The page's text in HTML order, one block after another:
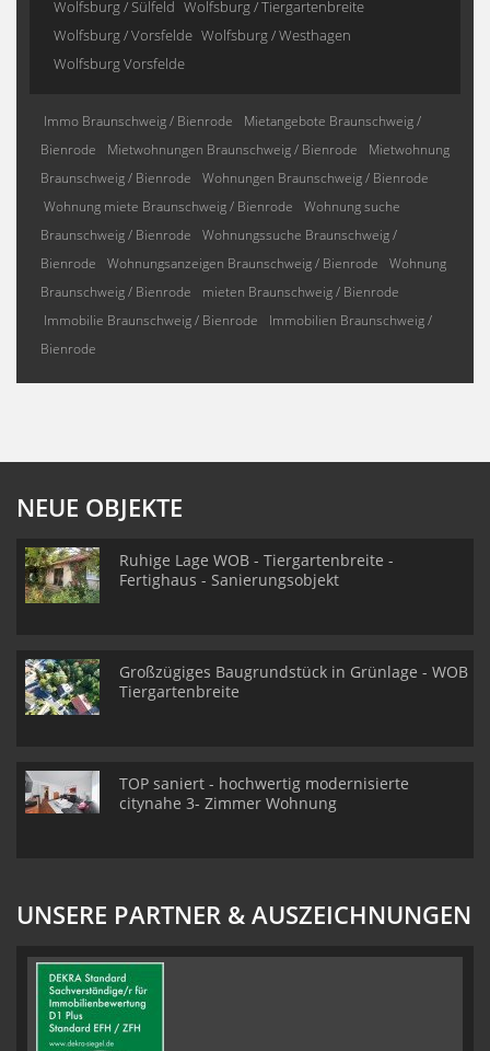
Wolfsburg / Sülfeld Wolfsburg / Tiergartenbreite
Wolfsburg / Vorsfelde Wolfsburg / Westhagen
Wolfsburg Vorsfelde
Immo Braunschweig / Bienrode
Mietangebote Braunschweig /
Bienrode
Mietwohnungen Braunschweig / Bienrode
Mietwohnung
Braunschweig / Bienrode
Wohnungen Braunschweig / Bienrode
Wohnung miete Braunschweig / Bienrode
Wohnung suche
Braunschweig / Bienrode
Wohnungssuche Braunschweig /
Bienrode
Wohnungsanzeigen Braunschweig / Bienrode
Wohnung
Braunschweig / Bienrode
mieten Braunschweig / Bienrode
Immobilie Braunschweig / Bienrode
Immobilien Braunschweig /
Bienrode
NEUE OBJEKTE
Ruhige Lage WOB - Tiergartenbreite -
Fertighaus - Sanierungsobjekt
Großzügiges Baugrundstück in Grünlage - WOB
Tiergartenbreite
TOP saniert - hochwertig modernisierte
citynahe 3- Zimmer Wohnung
UNSERE PARTNER & AUSZEICHNUNGEN